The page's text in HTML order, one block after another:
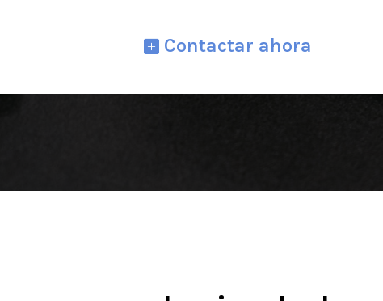
Contactar ahora